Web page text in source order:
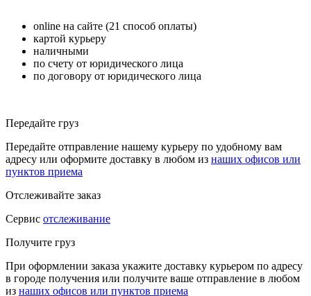
online на сайте (21 способ оплаты)
картой курьеру
наличными
по счету от юридического лица
по договору от юридического лица
Передайте груз
Передайте отправление нашему курьеру по удобному вам
адресу или оформите доставку в любом из наших офисов или
пунктов приема
Отслеживайте заказ
Сервис отслеживание
Получите груз
При оформлении заказа укажите доставку курьером по адресу
в городе получения или получите ваше отправление в любом
из наших офисов или пунктов приема